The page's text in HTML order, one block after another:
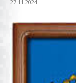
27.11.2024